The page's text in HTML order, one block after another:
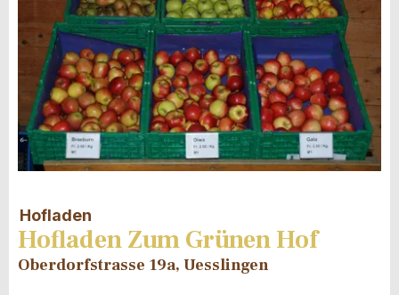
Hofladen
Hofladen Zum Grünen Hof
Oberdorfstrasse 19a, Uesslingen